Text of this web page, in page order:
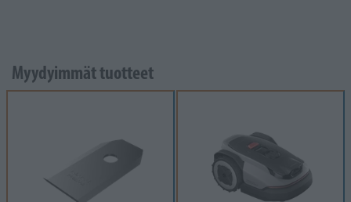
Myydyimmät tuotteet